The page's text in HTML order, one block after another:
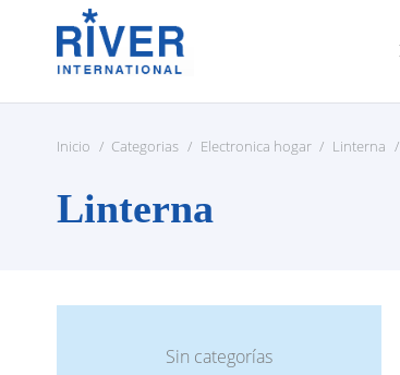
Inicio / Categorias / Electronica hogar / Linterna /
Linterna
Sin categorías